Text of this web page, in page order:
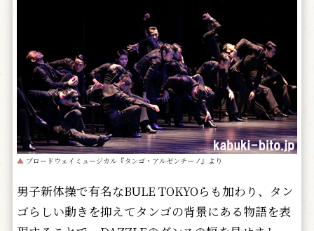
▲ ブロードウェイミュージカル『タンゴ・アルゼンチーノ』より
男子新体操で有名なBULE TOKYOらも加わり、タン
ゴらしい動きを抑えてタンゴの背景にある物語を表